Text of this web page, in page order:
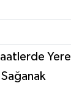
Yerel